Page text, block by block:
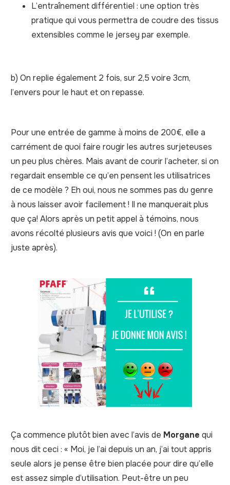
L’entraînement différentiel : une option très
pratique qui vous permettra de coudre des tissus
extensibles comme le jersey par exemple.
b) On replie également 2 fois, sur 2,5 voire 3cm,
l’envers pour le haut et on repasse.
Pour une entrée de gamme à moins de 200€, elle a
carrément de quoi faire rougir les autres surjeteuses
un peu plus chères. Mais avant de courir l’acheter, si on
regardait ensemble ce qu’en pensent les utilisatrices
de ce modèle ? Eh oui, nous ne sommes pas du genre
à nous laisser avoir facilement ! Il ne manquerait plus
que ça! Alors après un petit appel à témoins, nous
avons récolté plusieurs avis que voici ! (On en parle
juste après).
Ça commence plutôt bien avec l’avis de Morgane qui
nous dit ceci : « Moi, je l’ai depuis un an, j’ai tout appris
seule alors je pense être bien placée pour dire qu’elle
est assez simple d’utilisation. Peut-être un peu